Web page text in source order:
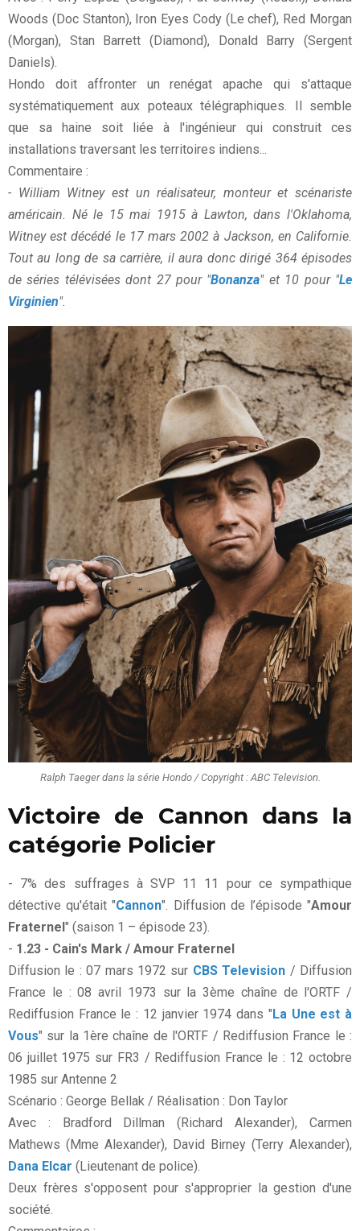
Woods (Doc Stanton), Iron Eyes Cody (Le chef), Red Morgan
(Morgan), Stan Barrett (Diamond), Donald Barry (Sergent
Daniels).
Hondo doit affronter un renégat apache qui s'attaque
systématiquement aux poteaux télégraphiques. Il semble
que sa haine soit liée à l'ingénieur qui construit ces
installations traversant les territoires indiens...
Commentaire :
- William Witney est un réalisateur, monteur et scénariste
américain. Né le 15 mai 1915 à Lawton, dans l'Oklahoma,
Witney est décédé le 17 mars 2002 à Jackson, en Californie.
Tout au long de sa carrière, il aura donc dirigé 364 épisodes
de séries télévisées dont 27 pour "Bonanza" et 10 pour "Le
Virginien".
Ralph Taeger dans la série Hondo / Copyright : ABC Television.
Victoire de Cannon dans la
catégorie Policier
- 7% des suffrages à SVP 11 11 pour ce sympathique
détective qu'était "Cannon". Diffusion de l’épisode "Amour
Fraternel" (saison 1 – épisode 23).
- 1.23 - Cain's Mark / Amour Fraternel
Diffusion le : 07 mars 1972 sur CBS Television / Diffusion
France le : 08 avril 1973 sur la 3ème chaîne de l'ORTF /
Rediffusion France le : 12 janvier 1974 dans "La Une est à
Vous" sur la 1ère chaîne de l'ORTF / Rediffusion France le :
06 juillet 1975 sur FR3 / Rediffusion France le : 12 octobre
1985 sur Antenne 2
Scénario : George Bellak / Réalisation : Don Taylor
Avec : Bradford Dillman (Richard Alexander), Carmen
Mathews (Mme Alexander), David Birney (Terry Alexander),
Dana Elcar (Lieutenant de police).
Deux frères s'opposent pour s'approprier la gestion d'une
société.